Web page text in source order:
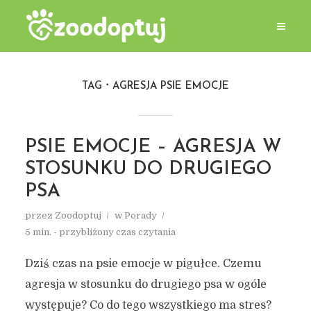
TAG AGRESJA PSIE EMOCJE
PSIE EMOCJE – AGRESJA W
STOSUNKU DO DRUGIEGO
PSA
przez Zoodoptuj w Porady
5 min. - przybliżony czas czytania
Dziś czas na psie emocje w pigułce. Czemu
agresja w stosunku do drugiego psa w ogóle
występuje? Co do tego wszystkiego ma stres?